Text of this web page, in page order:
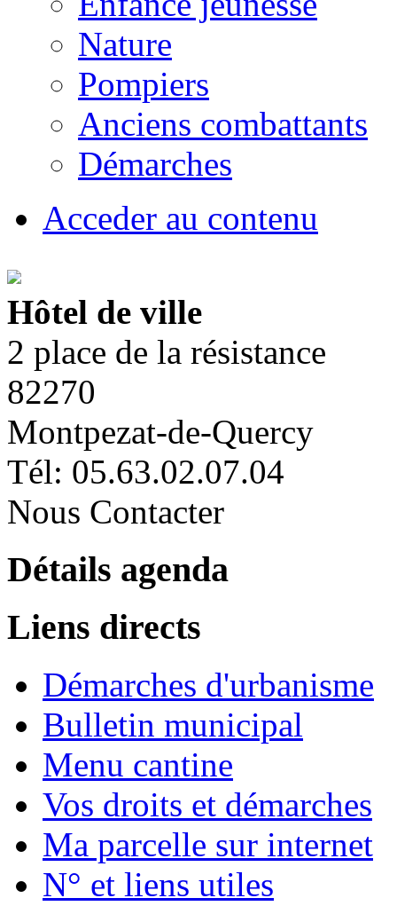
Nature
Pompiers
Anciens combattants
Démarches
Acceder au contenu
Hôtel de ville
2 place de la résistance
82270
Montpezat-de-Quercy
Tél: 05.63.02.07.04
Nous Contacter
Détails agenda
Liens directs
Démarches d'urbanisme
Bulletin municipal
Menu cantine
Vos droits et démarches
Ma parcelle sur internet
N° et liens utiles